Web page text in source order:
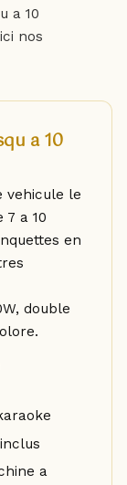
a 10
nos
a 10
vehicule le
a 10
en
double
a